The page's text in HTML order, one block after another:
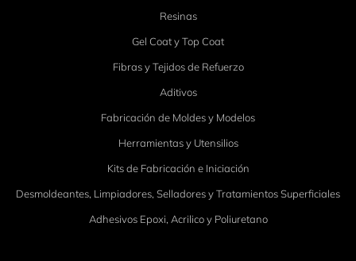
Resinas
Gel Coat y Top Coat
Fibras y Tejidos de Refuerzo
Aditivos
Fabricación de Moldes y Modelos
Herramientas y Utensilios
Kits de Fabricación e Iniciación
Desmoldeantes, Limpiadores, Selladores y Tratamientos Superficiales
Adhesivos Epoxi, Acrilico y Poliuretano